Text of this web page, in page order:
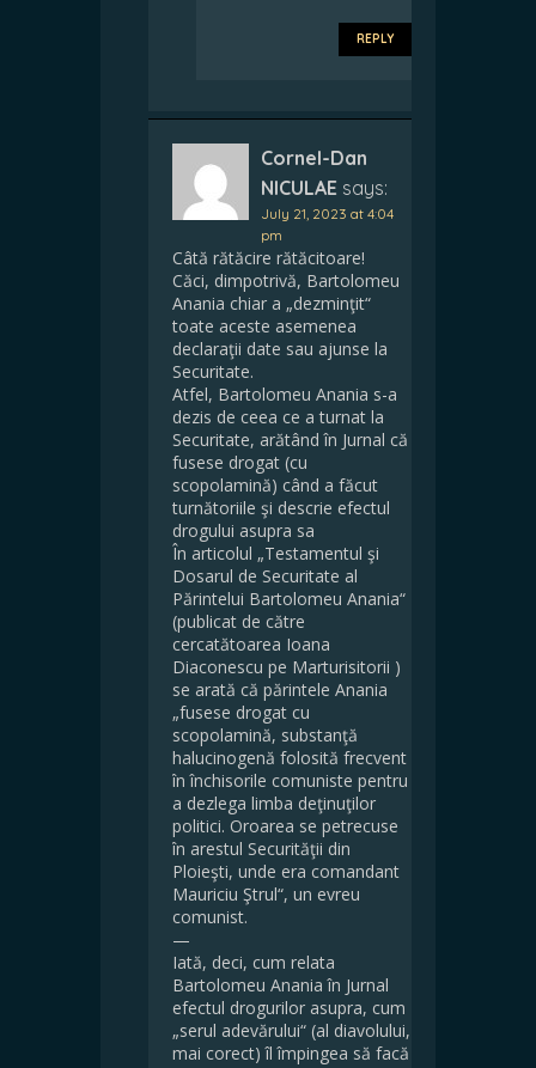
REPLY
Cornel-Dan
NICULAE says:
July 21, 2023 at 4:04
pm
Câtă rătăcire rătăcitoare!
Căci, dimpotrivă, Bartolomeu
Anania chiar a „dezminţit“
toate aceste asemenea
declaraţii date sau ajunse la
Securitate.
Atfel, Bartolomeu Anania s-a
dezis de ceea ce a turnat la
Securitate, arătând în Jurnal că
fusese drogat (cu
scopolamină) când a făcut
turnătoriile şi descrie efectul
drogului asupra sa
În articolul „Testamentul şi
Dosarul de Securitate al
Părintelui Bartolomeu Anania“
(publicat de către
cercatătoarea Ioana
Diaconescu pe Marturisitorii )
se arată că părintele Anania
„fusese drogat cu
scopolamină, substanţă
halucinogenă folosită frecvent
în închisorile comuniste pentru
a dezlega limba deţinuţilor
politici. Oroarea se petrecuse
în arestul Securităţii din
Ploieşti, unde era comandant
Mauriciu Ştrul“, un evreu
comunist.
—
Iată, deci, cum relata
Bartolomeu Anania în Jurnal
efectul drogurilor asupra, cum
„serul adevărului“ (al diavolului,
mai corect) îl împingea să facă